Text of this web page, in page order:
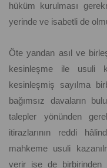
hüküm kurulması
yerinde ve isabetli de
Öte yandan asıl ve
kesinleşme ile usuli
kesinleşmiş sayılma
bağımsız davaların
talepler yönünden
itirazlarının reddi
mahkeme usuli
verir ise de birbirinden